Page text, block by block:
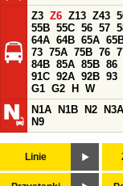
Z3 Z6 Z13 Z43
55B 55C 56 57
64A 64B 65A
73 75A 75B 76
84B 85A 85B 86
91C 92A 92B 93
G1 G2 H
W
N1A
N1B N2 N3A
N9
Linie